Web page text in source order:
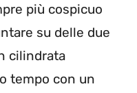
più cospicuo
su delle due
cilindrata
tempo con un